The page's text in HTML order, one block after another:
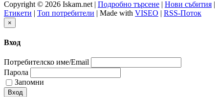
Copyright © 2026 Iskam.net | Подробно търсене | Нови събития |
Етикети | Топ потребители | Made with VISEO | RSS-Поток
×
Вход
Потребителско име/Email
Парола
Запомни